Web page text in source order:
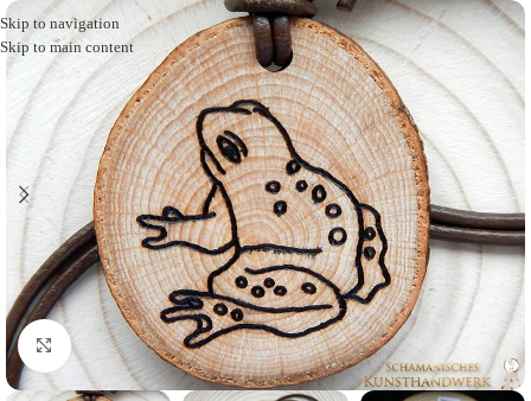
Skip to navigation
Skip to main content
Click to enlarge